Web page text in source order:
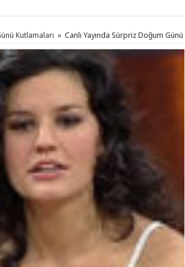
Kutlamaları » Canlı Yayında Sürpriz Doğum Günü